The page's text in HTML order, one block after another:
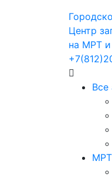
Центр
на МРТ
Все
МРТ